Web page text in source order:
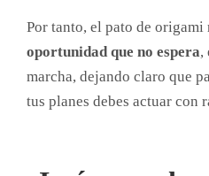
Por tanto, el pato de origami
oportunidad que no espera,
marcha, dejando claro que
tus planes debes actuar con